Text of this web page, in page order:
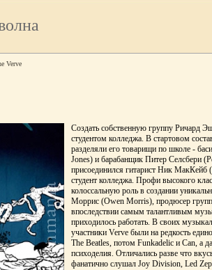
Verve
Создать собственную группу Ричард
студентом колледжа. В стартовом
разделяли его товарищи по школе -
Jones) и барабанщик Питер Селсбери
присоединился гитарист Ник МакКейб
студент колледжа. Профи высокого
колоссальную роль в создании
Моррис (Owen Morris), продюсер
впоследствии самым талантливым
приходилось работать. В своих
участники Verve были на редкость
The Beatles, потом Funkadelic и Can, а
психоделия. Отличались разве что
фанатично слушал Joy Division, Led